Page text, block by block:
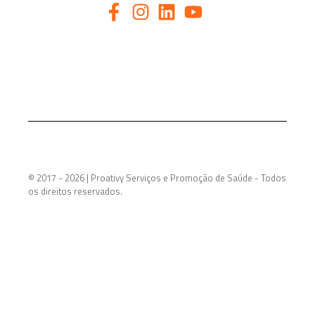
© 2017 - 2026 | Proativy Serviços e Promoção de Saúde - Todos
os direitos reservados.